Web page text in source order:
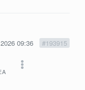
09:36 #193915